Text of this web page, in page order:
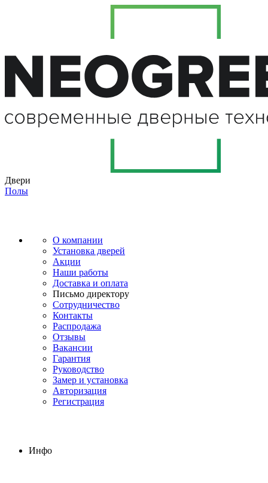
Двери
Полы
О компании
Установка дверей
Акции
Наши работы
Доставка и оплата
Письмо директору
Сотрудничество
Контакты
Распродажа
Отзывы
Вакансии
Гарантия
Руководство
Замер и установка
Авторизация
Регистрация
Инфо